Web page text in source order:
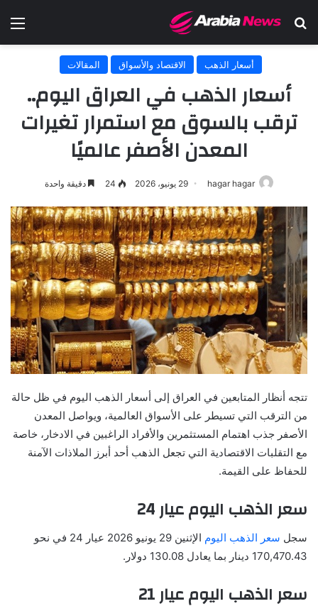
بحث عن
أسعار الذهب الاقتصاد والأسواق المقالات
أسعار الذهب في العراق اليوم..
ترقب بالسوق مع استمرار تغيرات
المعدن الأصفر عالميًا
hagar hagar 29 يونيو، 2026 24 دقيقة واحدة
تتجه أنظار المتابعين في العراق إلى أسعار الذهب اليوم في ظل حالة
من الترقب التي تسيطر على الأسواق العالمية، ويواصل المعدن
الأصفر جذب اهتمام المستثمرين والأفراد الراغبين في الادخار، خاصة
مع التقلبات الاقتصادية التي تجعل الذهب أحد أبرز الملاذات الآمنة
للحفاظ على القيمة.
سعر الذهب اليوم عيار 24
سجل سعر الذهب اليوم
الإثنين 29 يونيو 2026 عيار 24 في نحو
170,470.43 دينار بما يعادل 130.08 دولار.
سعر الذهب اليوم عيار 21